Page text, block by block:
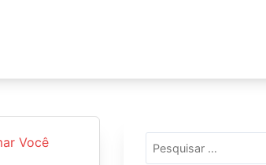
Você
por: